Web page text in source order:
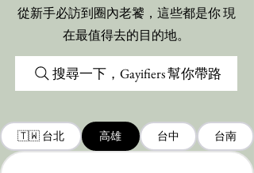
從新手必訪到圈內老饕，這些都是你 現
在最值得去的目的地。
搜尋一下，Gayifiers 幫你帶路
🇹🇼 台北 高雄 台中 台南